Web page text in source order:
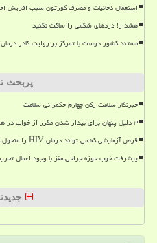
استعمال دخانیات و مصرف کورتون سبب افزیش
هشدار! دردهای شکمی را ساکت نکنید
مستند کشور دوست با تمرکز بر روایت کادر
پربحث
خبرنگار سلامت رکن چهارم حکمرانی سلامت
۳ دلیل پنهان برای بیدار شدن مکرر از خواب در هنگام شب
قرص آزمایشی که می تواند درمان HIV را متحول کند
پیشرفت خوب حوزه جراحی مغز با وجود اعمال